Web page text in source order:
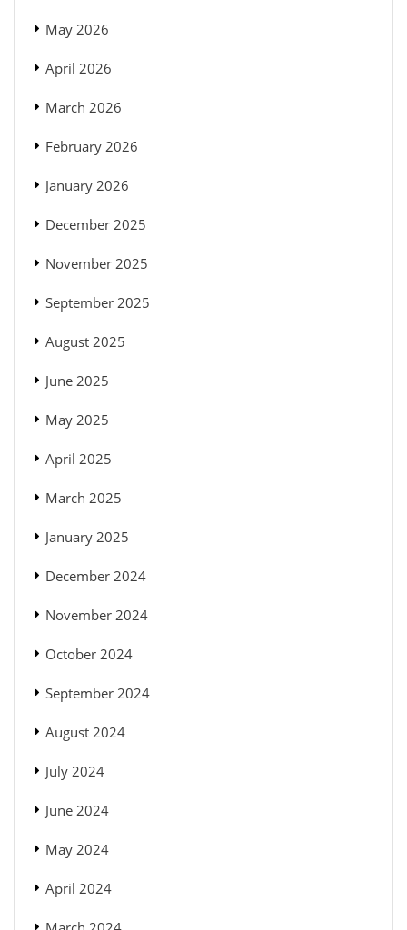
May 2026
April 2026
March 2026
February 2026
January 2026
December 2025
November 2025
September 2025
August 2025
June 2025
May 2025
April 2025
March 2025
January 2025
December 2024
November 2024
October 2024
September 2024
August 2024
July 2024
June 2024
May 2024
April 2024